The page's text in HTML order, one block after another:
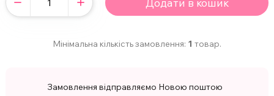
Мінімальна кількість замовлення: 1 товар.
Замовлення відправляємо Новою поштою